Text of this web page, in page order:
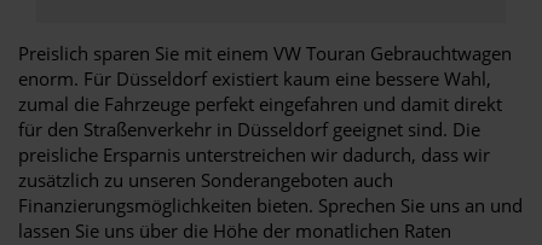
Preislich sparen Sie mit einem VW Touran Gebrauchtwagen
enorm. Für Düsseldorf existiert kaum eine bessere Wahl,
zumal die Fahrzeuge perfekt eingefahren und damit direkt
für den Straßenverkehr in Düsseldorf geeignet sind. Die
preisliche Ersparnis unterstreichen wir dadurch, dass wir
zusätzlich zu unseren Sonderangeboten auch
Finanzierungsmöglichkeiten bieten. Sprechen Sie uns an und
lassen Sie uns über die Höhe der monatlichen Raten